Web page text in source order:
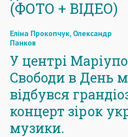
(ФОТО + ВІДЕО)
Еліна Прокопчук, Олександр
Панков
У центрі
Свободи в День
відбувся
концерт зірок
музики.